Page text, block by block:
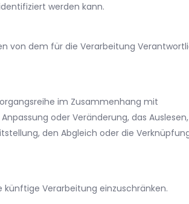
werden kann.
von dem für die Verarbeitung
im Zusammenhang mit
oder Veränderung, das
den Abgleich oder die
Verarbeitung einzuschränken.